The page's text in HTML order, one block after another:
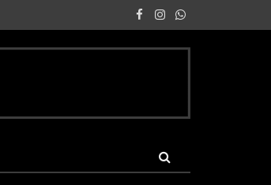
Facebook
InstagramWhatsApp